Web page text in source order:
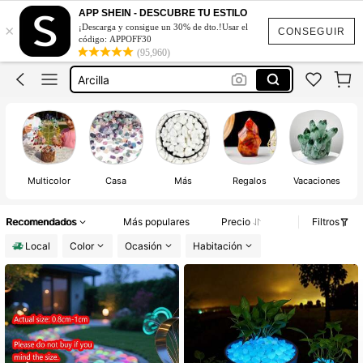
CONSEGUIR
×
APP SHEIN - DESCUBRE TU ESTILO
¡Descarga y consigue un 30% de dto.!Usar el
código: APPOFF30
(95,960)
Arcilla Caolin
Barro Comestible
Arcilla
Barro De Tierra
Arcilla Caolin
Barro Comestible
Multicolor Casa Más Regalos Vacaciones
Recomendados Más populares Precio
Filtros
Local
Color Ocasión Habitación